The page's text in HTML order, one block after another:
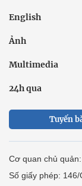
English
Ảnh
Multimedia
24h qua
Tuyến
Cơ quan chủ
Số giấy phép: